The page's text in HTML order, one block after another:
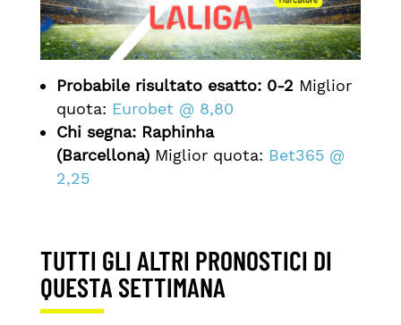
Probabile risultato esatto: 0-2 Miglior
quota: Eurobet @ 8,80
Chi segna: Raphinha
(Barcellona) Miglior quota: Bet365 @
2,25
TUTTI GLI ALTRI PRONOSTICI DI
QUESTA SETTIMANA